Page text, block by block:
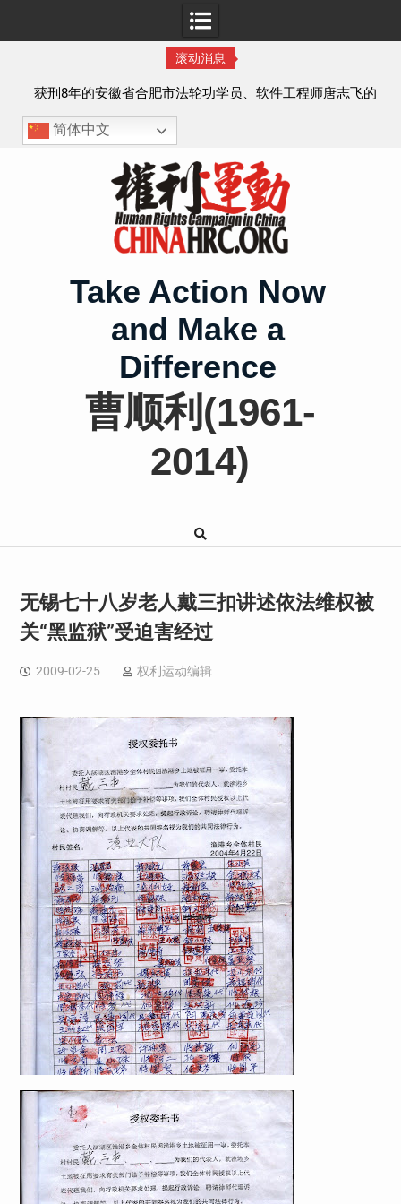
滚动消息
获刑8年的安徽省合肥市法轮功学员、软件工程师唐志飞的
案情及简历
简体中文
Take Action Now
and Make a
Difference
曹顺利(1961-
2014)
无锡七十八岁老人戴三扣讲述依法维权被
关“黑监狱”受迫害经过
2009-02-25 权利运动编辑